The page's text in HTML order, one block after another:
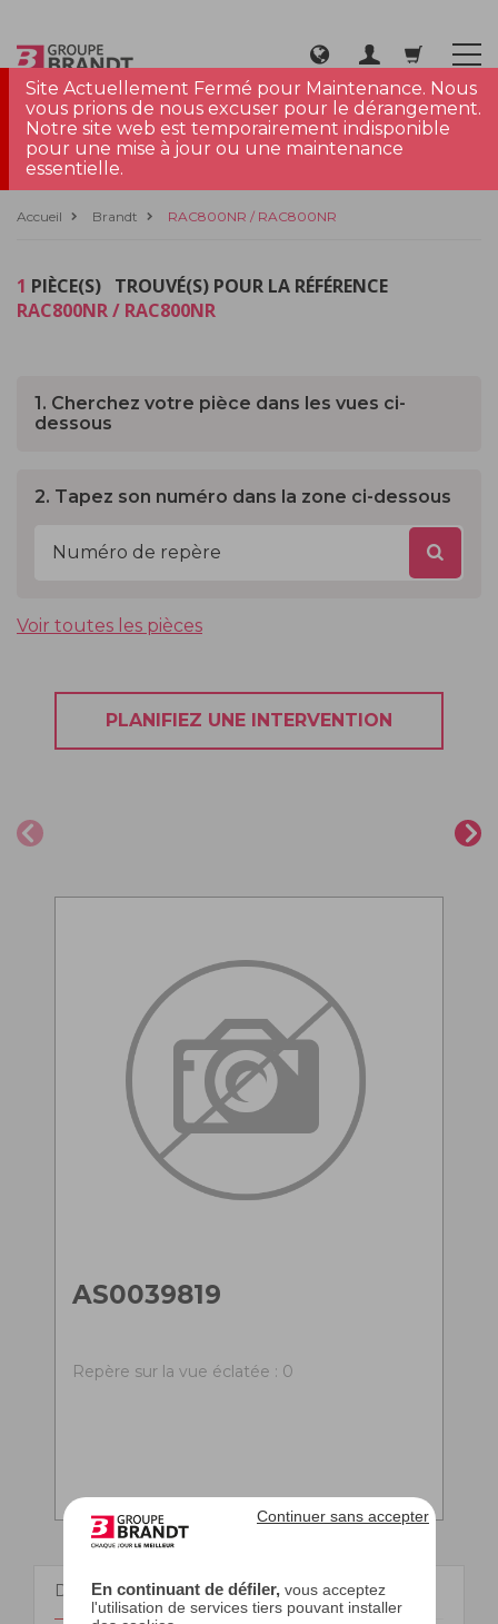
En continuant de défiler, vous acceptez
l'utilisation de services tiers pouvant installer
Continuer sans accepter
Site Actuellement Fermé pour Maintenance. Nous
vous prions de nous excuser pour le dérangement.
Notre site web est temporairement indisponible
pour une mise à jour ou une maintenance
essentielle.
Accueil Brandt RAC800NR / RAC800NR
1 PIÈCE(S) TROUVÉ(S) POUR LA RÉFÉRENCE
RAC800NR / RAC800NR
1. Cherchez votre pièce dans les vues ci-
dessous
2. Tapez son numéro dans la zone ci-dessous
Voir toutes les pièces
PLANIFIEZ UNE INTERVENTION
AS0039819
Repère sur la vue éclatée : 0
DOCUMENTS